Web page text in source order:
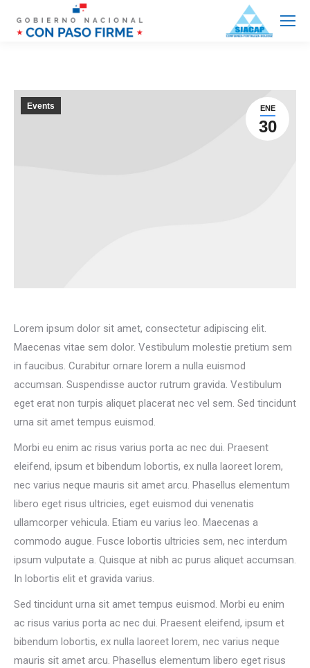
ENE
30
Events
Lorem ipsum dolor sit amet, consectetur adipiscing elit.
Maecenas vitae sem dolor. Vestibulum molestie pretium sem
in faucibus. Curabitur ornare lorem a nulla euismod
accumsan. Suspendisse auctor rutrum gravida. Vestibulum
eget erat non turpis aliquet placerat nec vel sem. Sed tincidunt
urna sit amet tempus euismod.
Morbi eu enim ac risus varius porta ac nec dui. Praesent
eleifend, ipsum et bibendum lobortis, ex nulla laoreet lorem,
nec varius neque mauris sit amet arcu. Phasellus elementum
libero eget risus ultricies, eget euismod dui venenatis
ullamcorper vehicula. Etiam eu varius leo. Maecenas a
commodo augue. Fusce lobortis ultricies sem, nec interdum
ipsum vulputate a. Quisque at nibh ac purus aliquet accumsan.
In lobortis elit et gravida varius.
Sed tincidunt urna sit amet tempus euismod. Morbi eu enim
ac risus varius porta ac nec dui. Praesent eleifend, ipsum et
bibendum lobortis, ex nulla laoreet lorem, nec varius neque
mauris sit amet arcu. Phasellus elementum libero eget risus